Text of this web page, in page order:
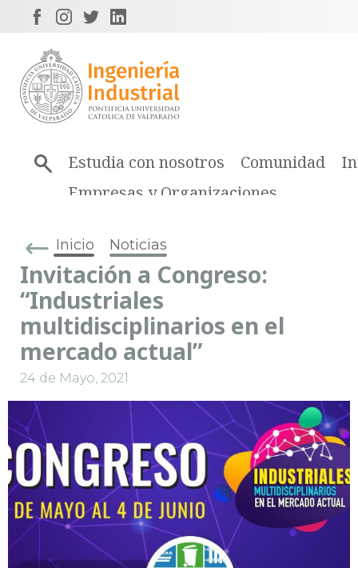
Estudia con nosotros Comunidad
Empresas y Organizaciones
Inicio Noticias
Invitación a Congreso:
“Industriales
multidisciplinarios en el
mercado actual”
24 de Mayo, 2021